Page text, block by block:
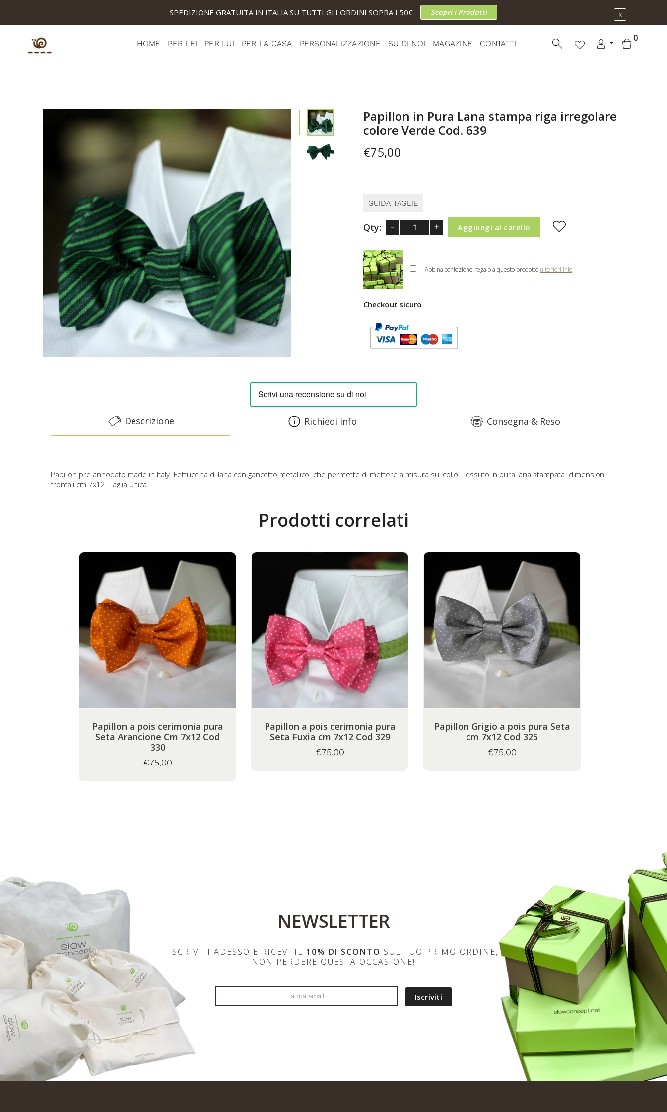
SPEDIZIONE GRATUITA IN ITALIA SU TUTTI GLI ORDINI SOPRA I 50€ Scopri i Prodotti X
HOME PER LEI PER LUI PER LA CASA PERSONALIZZAZIONE SU DI NOI MAGAZINE CONTATTI
0
Papillon in Pura Lana stampa riga irregolare
colore Verde Cod. 639
€75,00
GUIDA TAGLIE
Qty: - + Aggiungi al carello
Abbina confezione regalo a questo prodotto ulteriori info
Checkout sicuro
Descrizione Richiedi info Consegna & Reso
Papillon pre annodato made in Italy. Fettuccina di lana con gancetto metallico che permette di mettere a misura sul collo. Tessuto in pura lana stampata dimensioni
frontali cm 7x12. Taglia unica.
Prodotti correlati
Papillon a pois cerimonia pura
Seta Arancione Cm 7x12 Cod
330
€75,00
Papillon a pois cerimonia pura
Seta Fuxia cm 7x12 Cod 329
€75,00
Papillon Grigio a pois pura Seta
cm 7x12 Cod 325
€75,00
NEWSLETTER
ISCRIVITI ADESSO E RICEVI IL 10% DI SCONTO SUL TUO PRIMO ORDINE,
NON PERDERE QUESTA OCCASIONE!